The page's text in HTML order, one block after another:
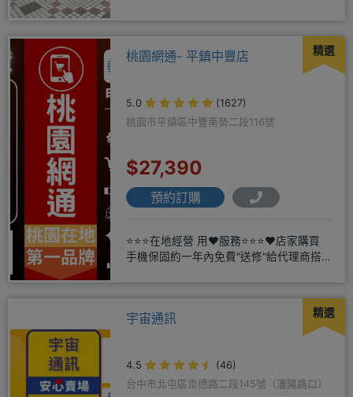
精選
桃園網通- 平鎮中豐店
5.0
(1627)
桃園市平鎮區中豐南勢二段116號
$27,390
預約訂購
⭐⭐⭐在地經營 用❤️服務⭐⭐⭐❤️店家購買
手機保固約一年內免費"送修"給代理商搭
精選
宇宙通訊
4.5
(46)
台中市北屯區崇德路二段145號（瀋陽路口）